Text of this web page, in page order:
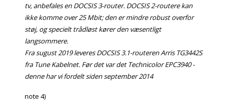
tv, anbefales en DOCSIS 3-router. DOCSIS 2-routere kan
ikke komme over 25 Mbit; den er mindre robust overfor
støj, og specielt trådløst kører den væsentligt
langsommere.
Fra sugust 2019 leveres DOCSIS 3.1-routeren Arris TG3442S
fra Tune Kabelnet. Før det var det Technicolor EPC3940 -
denne har vi fordelt siden september 2014
note 4)